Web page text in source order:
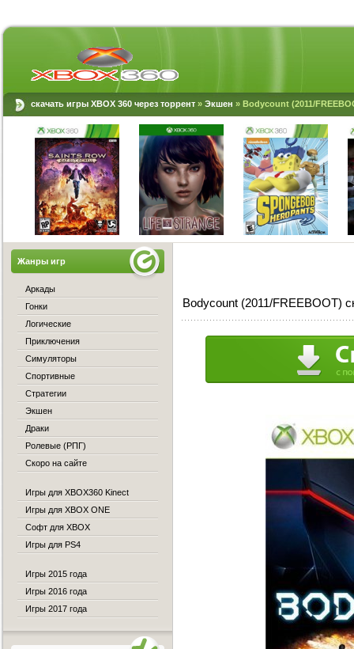
скачать игры XBOX 360 через торрент » Экшен » Bodycount (2011/
Bodycount (2011/FREEBOOT)
Жанры игр
Аркады
Гонки
Логические
Приключения
Симуляторы
Спортивные
Стратегии
Экшен
Драки
Ролевые (РПГ)
Скоро на сайте
Игры для XBOX360 Kinect
Игры для XBOX ONE
Софт для XBOX
Игры для PS4
Игры 2015 года
Игры 2016 года
Игры 2017 года